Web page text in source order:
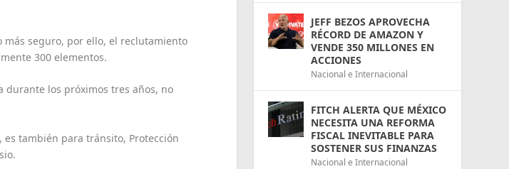
seguro, por ello, el reclutamiento
300 elementos.
durante los próximos tres años, no
es también para tránsito, Protección
JEFF BEZOS APROVECHA
RÉCORD DE AMAZON Y
VENDE 350 MILLONES EN
ACCIONES
Nacional e Internacional
FITCH ALERTA QUE MÉXICO
NECESITA UNA REFORMA
FISCAL INEVITABLE PARA
SOSTENER SUS FINANZAS
Nacional e Internacional